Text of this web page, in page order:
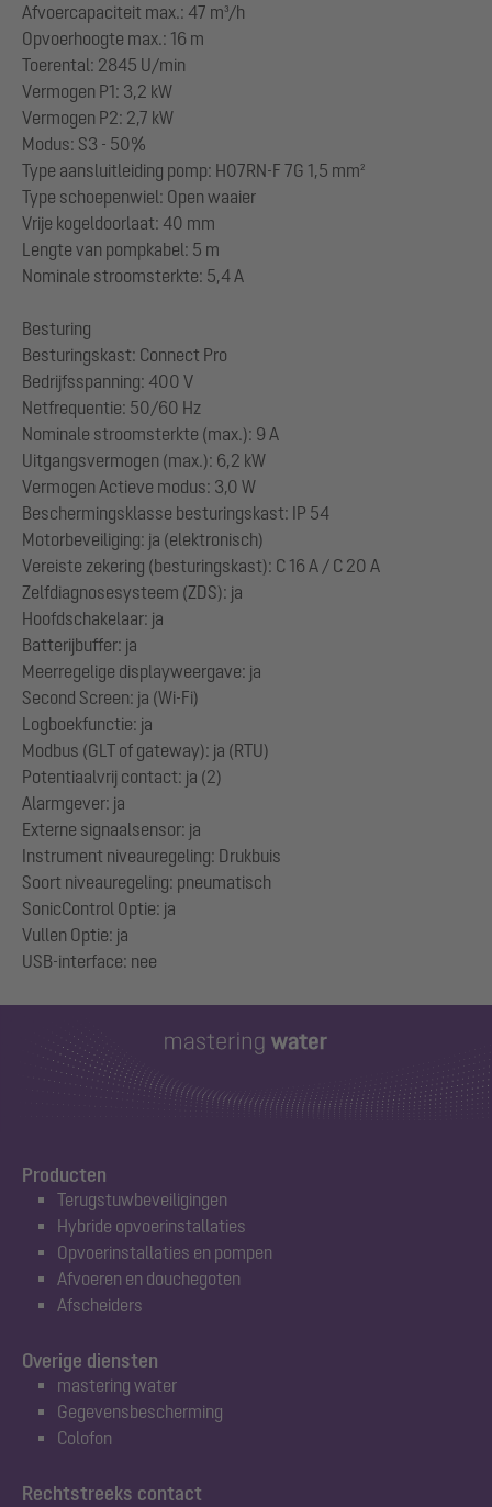
Afvoercapaciteit max.: 47 m³/h
Opvoerhoogte max.: 16 m
Toerental: 2845 U/min
Vermogen P1: 3,2 kW
Vermogen P2: 2,7 kW
Modus: S3 - 50%
Type aansluitleiding pomp: H07RN-F 7G 1,5 mm²
Type schoepenwiel: Open waaier
Vrije kogeldoorlaat: 40 mm
Lengte van pompkabel: 5 m
Nominale stroomsterkte: 5,4 A
Besturing
Besturingskast: Connect Pro
Bedrijfsspanning: 400 V
Netfrequentie: 50/60 Hz
Nominale stroomsterkte (max.): 9 A
Uitgangsvermogen (max.): 6,2 kW
Vermogen Actieve modus: 3,0 W
Beschermingsklasse besturingskast: IP 54
Motorbeveiliging: ja (elektronisch)
Vereiste zekering (besturingskast): C 16 A / C 20 A
Zelfdiagnosesysteem (ZDS): ja
Hoofdschakelaar: ja
Batterijbuffer: ja
Meerregelige displayweergave: ja
Second Screen: ja (Wi-Fi)
Logboekfunctie: ja
Modbus (GLT of gateway): ja (RTU)
Potentiaalvrij contact: ja (2)
Alarmgever: ja
Externe signaalsensor: ja
Instrument niveauregeling: Drukbuis
Soort niveauregeling: pneumatisch
SonicControl Optie: ja
Vullen Optie: ja
Producten
Terugstuwbeveiligingen
Hybride opvoerinstallaties
Opvoerinstallaties en pompen
Afvoeren en douchegoten
Afscheiders
Rechtstreeks contact
Overige diensten
mastering water
Gegevensbescherming
Colofon